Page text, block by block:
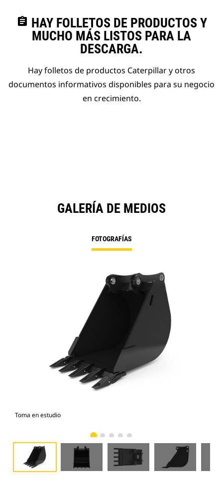
assignment HAY FOLLETOS DE PRODUCTOS Y
MUCHO MÁS LISTOS PARA LA
DESCARGA.
Hay folletos de productos Caterpillar y otros
documentos informativos disponibles para su negocio
en crecimiento.
GALERÍA DE MEDIOS
FOTOGRAFÍAS
Toma en estudio